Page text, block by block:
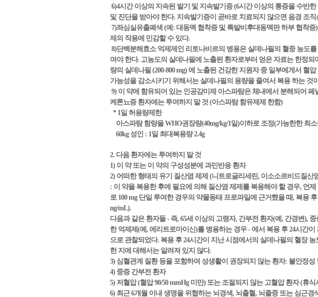
6)4시간 이상의 지속된 발기 및 지속발기증 (6시간 이상의 통증을 수반
및 진단을 받아야 한다. 지속발기증이 곧바로 치료되지 않으면 음경 조
7)좌심실유출폐색 (예: 대동맥 협착증 및 특발비후대동맥판 하부 협착
제의 작용에 민감할 수 있다.
8)단백분해효소 억제제인 리토나비르의 병용은 실데나필의 혈중 농도
여야 한다. 고농도의 실데나필에 노출된 환자로부터 얻은 자료는 한정
량의 실데나필 (200-800 mg) 에 노출된 건강한 지원자 중 일부에게서
가능성을 감소시키기 위해서는 실데나필의 용량을 줄여서 복용 하는 것
9) 이 약에 함유되어 있는 인공감미제 아스파탐은 체내에서 분해되어
케톤뇨증 환자에는 투여하지 말 것 (아스파탐 함유제제 한함)
* 1일 허용량제한
아스파탐 함량을 WHO권장량(40mg/kg/1일)이하로 조정(가능한한 최
60kg 성인 : 1일 최대복용량 2.4g
2. 다음 환자에는 투여하지 말 것
1) 이 약 또는 이 약의 구성성분에 과민반응 환자
2) 어떠한 형태의 유기 질산염 제제 (니트로글리세린, 이소소르비드질
: 이 약을 복용한 후에 필요에 의해 질산염 제제를 복용해야 할 경우, 언
로 100 mg 단일 투여한 경우의 약물동태 프로파일에 근거했을 때, 복용
ng/mL).
다음과 같은 환자들 - 즉, 65세 이상의 고령자, 간부전 환자(예, 간경변),
한 억제제(예, 에리트로마이신)를 병용하는 경우 - 에서 복용 후 24시간
으로 관찰되었다. 복용 후 24시간이 지난 시점에서의 실데나필의 혈장
한 지에 대해서는 알려져 있지 않다.
3) 심혈관계 질환 등을 포함하여 성생활이 권장되지 않는 환자: 불안정
4) 중증 간부전 환자
5) 저혈압 (혈압 90/50 mmHg 미만) 또는 조절되지 않는 고혈압 환자 (휴
6) 최근 6개월 이내 생명을 위협하는 뇌경색, 뇌출혈, 뇌졸중 또는 심근경